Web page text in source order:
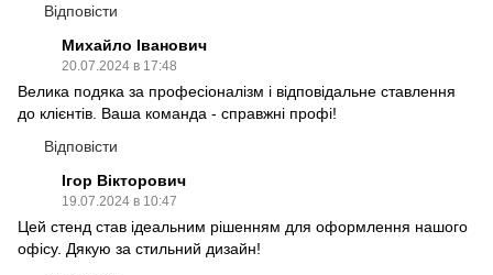
Відповісти
Михайло Іванович
20.07.2024 в 17:48
Велика подяка за професіоналізм і відповідальне ставлення
до клієнтів. Ваша команда - справжні профі!
Відповісти
Ігор Вікторович
19.07.2024 в 10:47
Цей стенд став ідеальним рішенням для оформлення нашого
офісу. Дякую за стильний дизайн!